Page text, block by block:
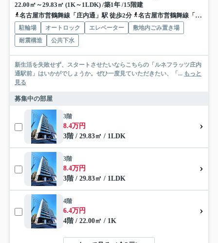
22.00㎡～29.83㎡ (1K～1LDK) /築1年 /15階建
名古屋市営鶴舞線「庄内通」駅 徒歩2分
名古屋市営鶴舞線「庄内緑地公園」駅 徒歩18分
駐輪場 オートロック エレベーター
敷地内ごみ置き場
耐震構造
公共下水
新生活を失敗せず、スタートさせたいならこちらの「ルネフラッツ庄内
通駅前」はいかがでしょうか。ぜひ一度見ていただきたい、「... もっと
見る
募集中の部屋
3階
8.4万円
3階 / 29.83㎡ / 1LDK
3階
8.4万円
3階 / 29.83㎡ / 1LDK
4階
6.4万円
4階 / 22.00㎡ / 1K